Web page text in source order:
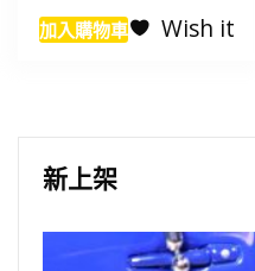
加入購物車 Wish it
新上架